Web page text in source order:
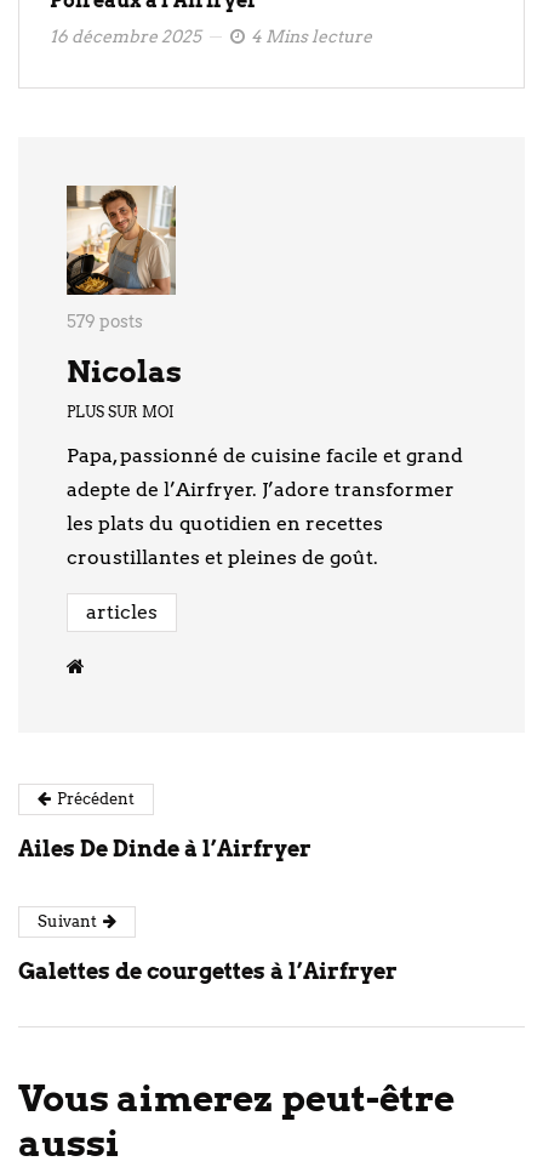
16 décembre 2025 4 Mins lecture
579 posts
Nicolas
PLUS SUR MOI
Papa, passionné de cuisine facile et grand
adepte de l’Airfryer. J’adore transformer
les plats du quotidien en recettes
croustillantes et pleines de goût.
articles
Précédent
Ailes De Dinde à l’Airfryer
Suivant
Galettes de courgettes à l’Airfryer
Vous aimerez peut-être
aussi